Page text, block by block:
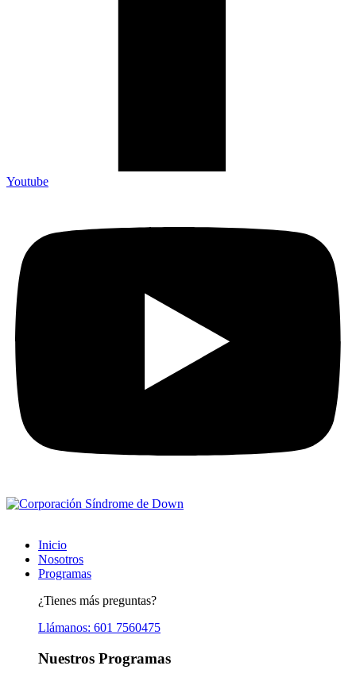
Youtube
Inicio
Nosotros
Programas
¿Tienes más preguntas?
Llámanos: 601 7560475
Nuestros Programas